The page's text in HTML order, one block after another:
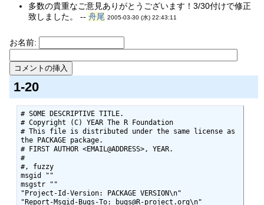
多数の貴重なご意見ありがとうございます！3/30付けで修正
致しました。 --舟尾 2005-03-30 (水) 22:43:11
お名前:
1-20
# SOME DESCRIPTIVE TITLE.
# Copyright (C) YEAR The R Foundation
# This file is distributed under the same license as
the PACKAGE package.
# FIRST AUTHOR <EMAIL@ADDRESS>, YEAR.
#
#, fuzzy
msgid ""
msgstr ""
"Project-Id-Version: PACKAGE VERSION\n"
"Report-Msgid-Bugs-To: bugs@R-project.org\n"